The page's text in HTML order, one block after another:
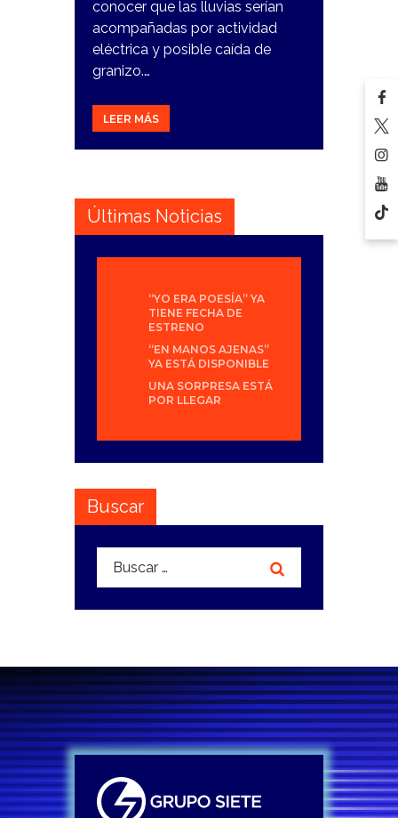
conocer que las lluvias serían
acompañadas por actividad
eléctrica y posible caída de
granizo.…
LEER MÁS
Últimas Noticias
“YO ERA POESÍA” YA
TIENE FECHA DE
ESTRENO
“EN MANOS AJENAS”
YA ESTÁ DISPONIBLE
UNA SORPRESA ESTÁ
POR LLEGAR
Buscar
Buscar: